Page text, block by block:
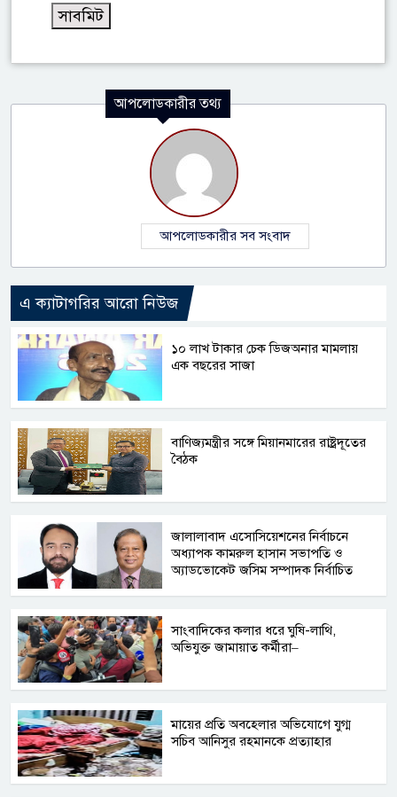
আপলোডকারীর তথ্য
আপলোডকারীর সব সংবাদ
এ ক্যাটাগরির আরো নিউজ
১০ লাখ টাকার চেক ডিজঅনার মামলায়
এক বছরের সাজা
বাণিজ্যমন্ত্রীর সঙ্গে মিয়ানমারের রাষ্ট্রদূতের
বৈঠক
জালালাবাদ এসোসিয়েশনের নির্বাচনে
অধ্যাপক কামরুল হাসান সভাপতি ও
অ্যাডভোকেট জসিম সম্পাদক নির্বাচিত
সাংবাদিকের কলার ধরে ঘুষি-লাথি,
অভিযুক্ত জামায়াত কর্মীরা–
মায়ের প্রতি অবহেলার অভিযোগে যুগ্ম
সচিব আনিসুর রহমানকে প্রত্যাহার